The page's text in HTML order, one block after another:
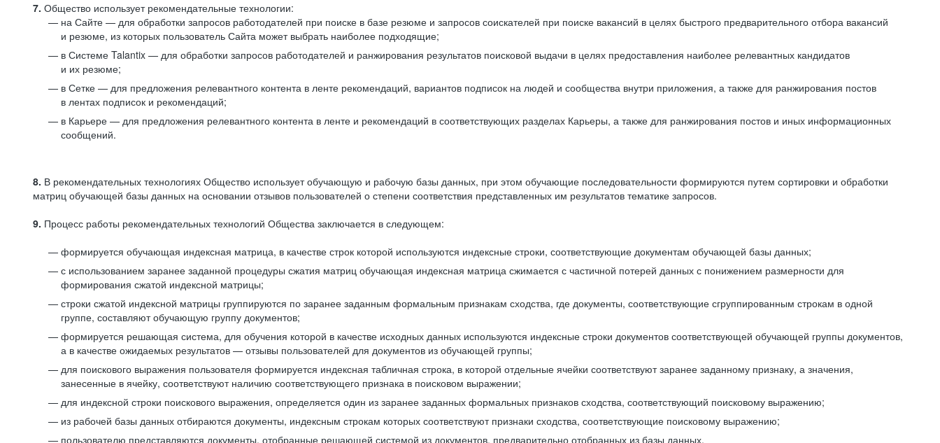
7. Общество использует рекомендательные технологии:
на Сайте — для обработки запросов работодателей при поиске в базе резюме и запросов соискателей при поиске вакансий в целях быстрого предварительного отбора вакансий
и резюме, из которых пользователь Сайта может выбрать наиболее подходящие;
в Системе Talantix — для обработки запросов работодателей и ранжирования результатов поисковой выдачи в целях предоставления наиболее релевантных кандидатов
и их резюме;
в Сетке — для предложения релевантного контента в ленте рекомендаций, вариантов подписок на людей и сообщества внутри приложения, а также для ранжирования постов
в лентах подписок и рекомендаций;
в Карьере — для предложения релевантного контента в ленте и рекомендаций в соответствующих разделах Карьеры, а также для ранжирования постов и иных информационных
сообщений.
8. В рекомендательных технологиях Общество использует обучающую и рабочую базы данных, при этом обучающие последовательности формируются путем сортировки и обработки
матриц обучающей базы данных на основании отзывов пользователей о степени соответствия представленных им результатов тематике запросов.
9. Процесс работы рекомендательных технологий Общества заключается в следующем:
формируется обучающая индексная матрица, в качестве строк которой используются индексные строки, соответствующие документам обучающей базы данных;
с использованием заранее заданной процедуры сжатия матриц обучающая индексная матрица сжимается с частичной потерей данных с понижением размерности для
формирования сжатой индексной матрицы;
строки сжатой индексной матрицы группируются по заранее заданным формальным признакам сходства, где документы, соответствующие сгруппированным строкам в одной
группе, составляют обучающую группу документов;
формируется решающая система, для обучения которой в качестве исходных данных используются индексные строки документов соответствующей обучающей группы документов,
а в качестве ожидаемых результатов — отзывы пользователей для документов из обучающей группы;
для поискового выражения пользователя формируется индексная табличная строка, в которой отдельные ячейки соответствуют заранее заданному признаку, а значения,
занесенные в ячейку, соответствуют наличию соответствующего признака в поисковом выражении;
для индексной строки поискового выражения, определяется один из заранее заданных формальных признаков сходства, соответствующий поисковому выражению;
из рабочей базы данных отбираются документы, индексным строкам которых соответствуют признаки сходства, соответствующие поисковому выражению;
пользователю представляются документы, отобранные решающей системой из документов, предварительно отобранных из базы данных.